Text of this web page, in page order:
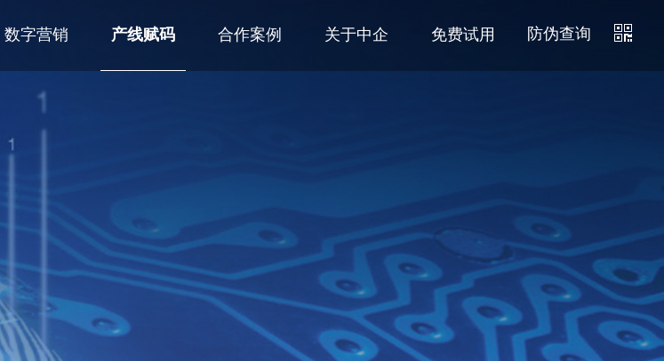
数字营销 产线赋码 合作案例 关于中企 免费试用 防伪查询